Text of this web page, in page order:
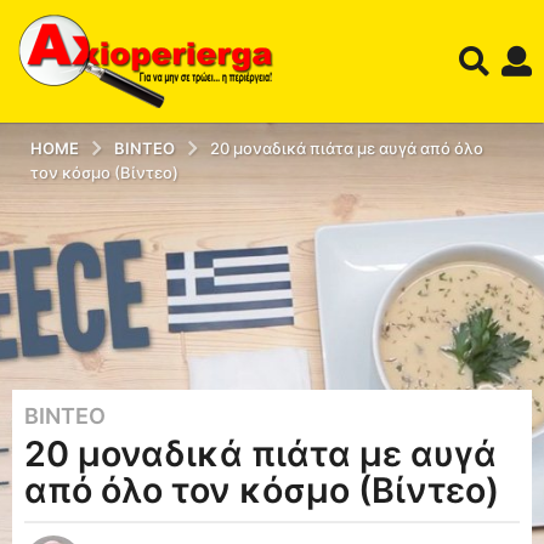
HOME ΒΊΝΤΕΟ
20 μοναδικά πιάτα με αυγά από όλο
τον κόσμο (Βίντεο)
1
2
τ
ΒΊΝΤΕΟ
20 μοναδικά πιάτα με αυγά
από όλο τον κόσμο (Βίντεο)